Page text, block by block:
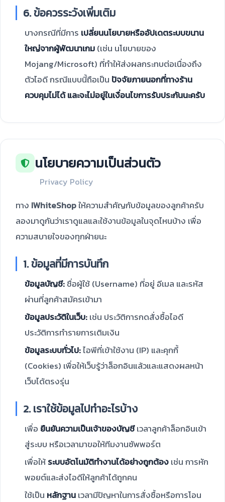
6. ข้อควรระวังเพิ่มเติม
บางกรณีที่มีการ เปลี่ยนนโยบายหรืออัปเดตระบบขนาน
ใหญ่จากผู้พัฒนาเกม (เช่น นโยบายของ
Mojang/Microsoft) ที่ทำให้ส่งผลกระทบต่อเนื่องถึง
ตัวไอดี กรณีแบบนี้ถือเป็น ปัจจัยภายนอกที่ทางร้าน
ควบคุมไม่ได้ และจะไม่อยู่ในเงื่อนไขการรับประกันนะครับ
นโยบายความเป็นส่วนตัว
Privacy Policy
ทาง IWhiteShopให้ความสำคัญกับข้อมูลของลูกค้าครับ
ลองมาดูกันว่าเราดูแลและใช้งานข้อมูลในจุดไหนบ้าง เพื่อ
ความสบายใจของทุกฝ่ายนะ
1. ข้อมูลที่มีการบันทึก
ข้อมูลบัญชี: ชื่อผู้ใช้ (Username) ที่อยู่ อีเมล และรหัส
ผ่านที่ลูกค้าสมัครเข้ามา
ข้อมูลประวัติในเว็บ: เช่น ประวัติการกดสั่งซื้อไอดี
ประวัติการทำรายการเติมเงิน
ข้อมูลระบบทั่วไป:ไอพีที่เข้าใช้งาน (IP) และคุกกี้
(Cookies) เพื่อให้เว็บรู้ว่าล็อกอินแล้วและแสดงผลหน้า
เว็บได้ตรงรุ่น
2. เราใช้ข้อมูลไปทำอะไรบ้าง
เพื่อ ยืนยันความเป็นเจ้าของบัญชีเวลาลูกค้าล็อกอินเข้า
สู่ระบบ หรือเวลามาขอให้ทีมงานซัพพอร์ต
เพื่อให้ ระบบอัตโนมัติทำงานได้อย่างถูกต้อง เช่น การหัก
พอยต์และส่งไอดีให้ลูกค้าได้ถูกคน
ใช้เป็น หลักฐาน เวลามีปัญหาในการสั่งซื้อหรือการโอน